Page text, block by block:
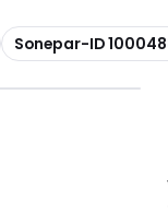
Kopioi
Sonepar-ID